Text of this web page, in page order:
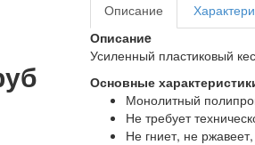
Описание
Описаниe
Усиленный пластиковый
Основные
Монолитный
Не требует
Не гниет, не